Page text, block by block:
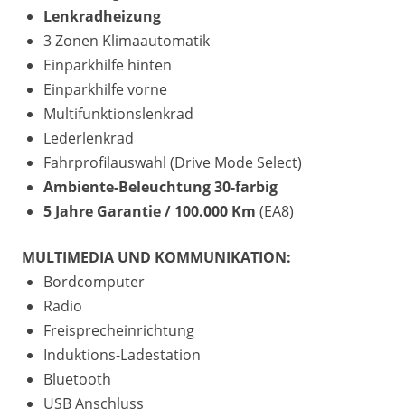
Lenkradheizung
3 Zonen Klimaautomatik
Einparkhilfe hinten
Einparkhilfe vorne
Multifunktionslenkrad
Lederlenkrad
Fahrprofilauswahl (Drive Mode Select)
Ambiente-Beleuchtung 30-farbig
5 Jahre Garantie / 100.000 Km (EA8)
MULTIMEDIA UND KOMMUNIKATION:
Bordcomputer
Radio
Freisprecheinrichtung
Induktions-Ladestation
Bluetooth
USB Anschluss